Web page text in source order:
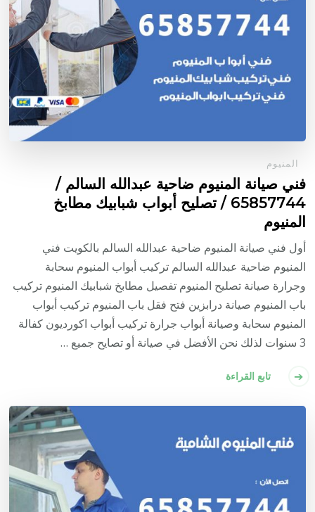
المنيوم
فني صيانة المنيوم ضاحية عبدالله السالم /
65857744 / تصليح أبواب شبابيك مطابخ
المنيوم
أول فني صيانة المنيوم ضاحية عبدالله السالم بالكويت فني
المنيوم ضاحية عبدالله السالم تركيب أبواب المنيوم سحابة
وجرارة صيانة تصليح المنيوم تفصيل مطابخ شبابيك المنيوم تركيب
باب المنيوم صيانة درابزين فتح فقل باب المنيوم تركيب أبواب
المنيوم سحابة وصيانة أبواب جرارة تركيب أبواب اكورديون كفالة
3 سنوات لذلك نحن الأفضل في صيانة أو تصايح جميع …
تابع القراءة